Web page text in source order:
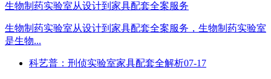
生物制药实验室从设计到家具配套全案服务
生物制药实验室从设计到家具配套全案服务，生物制药实验室
是生物...
科艺普：刑侦实验室家具配套全解析07-17